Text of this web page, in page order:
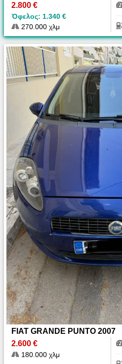
2.800 €
Όφελος: 1.340 €
270.000 χλμ
FIAT GRANDE PUNTO 2007
2.600 €
180.000 χλμ